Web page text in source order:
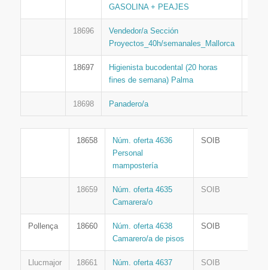
GASOLINA + PEAJES
18696
Vendedor/a Sección
Proyectos_40h/semanales_Mallorca
18697
Higienista bucodental (20 horas
fines de semana) Palma
18698 Panadero/a
18658
Núm. oferta 4636
Personal
mampostería
SOIB
18659
Núm. oferta 4635
Camarera/o
SOIB
Pollença 18660
Núm. oferta 4638
Camarero/a de pisos
SOIB
Llucmajor 18661
Núm. oferta 4637
SOIB